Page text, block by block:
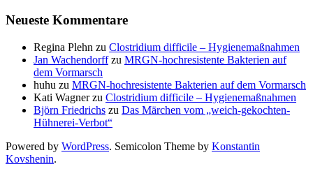
Neueste Kommentare
Regina Plehn zu Clostridium difficile – Hygienemaßnahmen
Jan Wachendorffzu MRGN-hochresistente Bakterien auf
dem Vormarsch
huhu zu MRGN-hochresistente Bakterien auf dem Vormarsch
Kati Wagnerzu Clostridium difficile – Hygienemaßnahmen
Björn Friedrichs zu Das Märchen vom „weich-gekochten-
Hühnerei-Verbot“
Powered by WordPress. Semicolon Theme by Konstantin
Kovshenin.